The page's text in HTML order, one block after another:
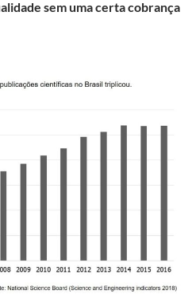
sem uma certa cobrança